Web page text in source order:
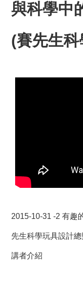
推
薦
新
聞
聯
我
與科學中
(賽先生
2015-10-31 -2 有趣
先生科學玩具設計總
講者介紹